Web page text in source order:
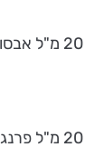
20 מ"ל אבסולוט וניל
20 מ"ל פרנג'ליקו